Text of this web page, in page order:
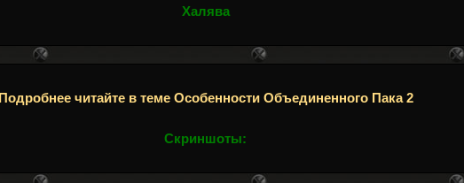
Халява
Подробнее читайте в теме Особенности Объединенного Пака 2
Скриншоты: